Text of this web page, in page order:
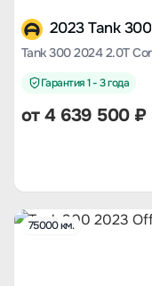
2023 Tank 300
Tank 300 2024 2.0T
Гарантия 1 - 3 года
от4 639 500₽
75000 км.